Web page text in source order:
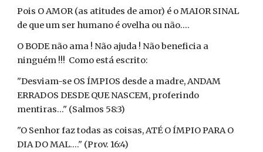
Pois O AMOR (as atitudes de amor) é o MAIOR SINAL
de que um ser humano é ovelha ou não....
O BODE não ama ! Não ajuda ! Não beneficia a
ninguém !!! Como está escrito:
"Desviam-se OS ÍMPIOS desde a madre, ANDAM
ERRADOS DESDE QUE NASCEM, proferindo
mentiras..." (Salmos 58:3)
"O Senhor faz todas as coisas, ATÉ O ÍMPIO PARA O
DIA DO MAL...." (Prov. 16:4)